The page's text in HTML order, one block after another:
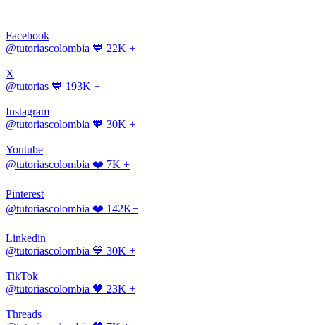
Facebook
@tutoriascolombia 💙 22K +
X
@tutorias 💙 193K +
Instagram
@tutoriascolombia 🧡 30K +
Youtube
@tutoriascolombia ❤️ 7K +
Pinterest
@tutoriascolombia ❤️ 142K+
Linkedin
@tutoriascolombia 💙 30K +
TikTok
@tutoriascolombia 🖤 23K +
Threads